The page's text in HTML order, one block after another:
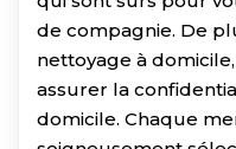
de compagnie. De
nettoyage à
assurer la
domicile. Chaque